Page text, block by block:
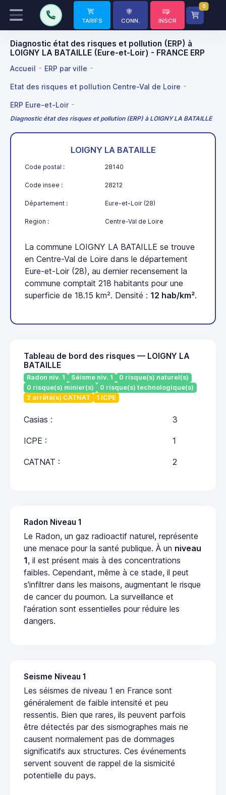
TARIFS CONN. INSCR
0
Diagnostic état des risques et pollution (ERP) à
LOIGNY LA BATAILLE (Eure-et-Loir) - FRANCE ERP
Accueil ERP par ville
Etat des risques et pollution Centre-Val de Loire
ERP Eure-et-Loir
Diagnostic état des risques et pollution (ERP) à LOIGNY LA BATAILLE
LOIGNY LA BATAILLE
Code postal : 28140
Code insee : 28212
Département : Eure-et-Loir (28)
Region : Centre-Val de Loire
La commune LOIGNY LA BATAILLE se trouve
en Centre-Val de Loire dans le département
Eure-et-Loir (28), au dernier recensement la
commune comptait 218 habitants pour une
superficie de 18.15 km². Densité : 12 hab/km².
Tableau de bord des risques — LOIGNY LA
BATAILLE
Radon niv. 1 Séisme niv. 1
0 risque(s) naturel(s)
0 risque(s) minier(s)
0 risque(s) technologique(s)
2 arrêté(s) CATNAT
1 ICPE
Casias : 3
ICPE : 1
CATNAT : 2
Radon Niveau 1
Le Radon, un gaz radioactif naturel, représente
une menace pour la santé publique. À un niveau
1, il est présent mais à des concentrations
faibles. Cependant, même à ce stade, il peut
s'infiltrer dans les maisons, augmentant le risque
de cancer du poumon. La surveillance et
l'aération sont essentielles pour réduire les
dangers.
Seisme Niveau 1
Les séismes de niveau 1 en France sont
généralement de faible intensité et peu
ressentis. Bien que rares, ils peuvent parfois
être détectés par des sismographes mais ne
causent normalement pas de dommages
significatifs aux structures. Ces événements
servent souvent de rappel de la sismicité
potentielle du pays.